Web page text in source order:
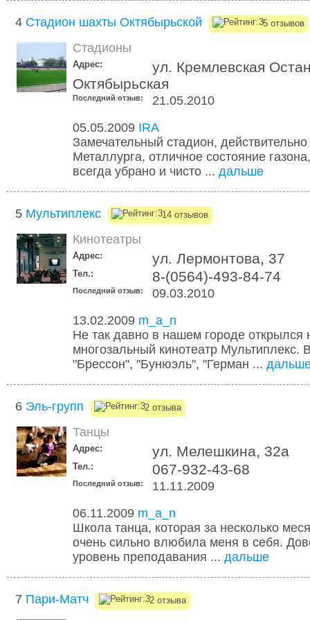
4 Стадион шахты Октябырьской 5 отзывов
Стадионы
Адрес:
ул. Кремлевская
Октябырьская
Последний отзыв:
21.05.2010
05.05.2009 IRA
Замечательный стадион,
Металлурга, отличное состояние
всегда убрано и чисто ... дальше
5 Мультиплекс 14 отзывов
Кинотеатры
Адрес: ул. Лермонтова, 37
Тел.: 8-(0564)-493-84-74
Последний отзыв:
09.03.2010
13.02.2009 m_a_n
Не так давно в нашем городе открылся
многозальный кинотеатр Мультиплекс.
"Брессон", "Бунюэль", "Герман ...
6 Эль-групп 2 отзыва
Танцы
Адрес: ул. Мелешкина, 32а
Тел.: 067-932-43-68
Последний отзыв:
11.11.2009
06.11.2009 m_a_n
Школа танца, которая за несколько
очень сильно влюбила меня в себя.
уровень преподавания ... дальше
7 Пари-Матч 2 отзыва